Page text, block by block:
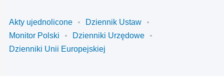
Akty ujednolicone
Dziennik Ustaw
Monitor Polski
Dzienniki Urzędowe
Dzienniki Unii Europejskiej